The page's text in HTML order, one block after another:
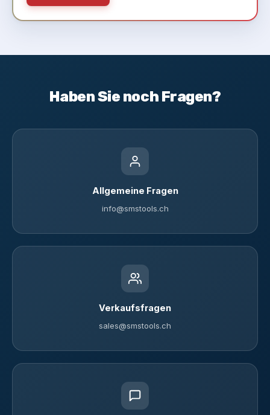
Haben Sie noch Fragen?
Allgemeine Fragen
info@smstools.ch
Verkaufsfragen
sales@smstools.ch